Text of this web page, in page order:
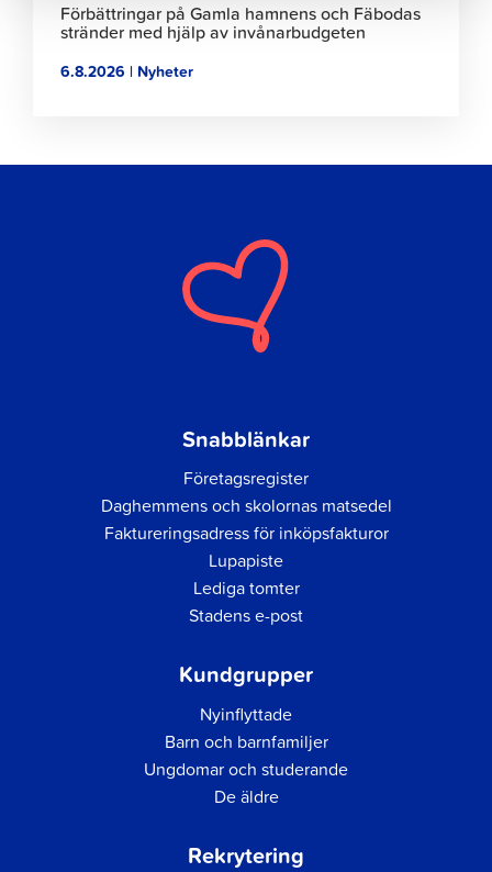
Förbättringar på Gamla hamnens och Fäbodas
stränder med hjälp av invånarbudgeten
6.8.2026 | Nyheter
Snabblänkar
Företagsregister
Daghemmens och skolornas matsedel
Faktureringsadress för inköpsfakturor
Lupapiste
Lediga tomter
Stadens e-post
Kundgrupper
Nyinflyttade
Barn och barnfamiljer
Ungdomar och studerande
De äldre
Rekrytering